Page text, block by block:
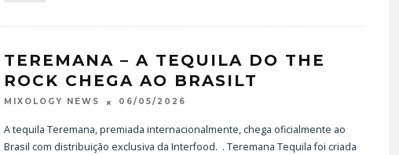
TEREMANA – A TEQUILA DO THE
ROCK CHEGA AO BRASILT
MIXOLOGY NEWS 06/05/2026
A tequila Teremana, premiada internacionalmente, chega oficialmente ao
Brasil com distribuição exclusiva da Interfood. . Teremana Tequila foi criada